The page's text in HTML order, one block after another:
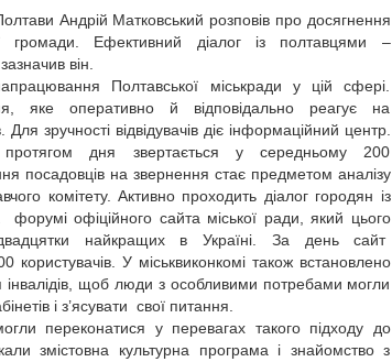
Андрій Матковський розповів про досягнення
громади. Ефективний діалог із полтавцями –
він.
Полтавської міськради у цій сфері.
яке оперативно й відповідально реагує на
зручності відвідувачів діє інформаційний центр.
протягом дня звертається у середньому 200
посадовців на звернення стає предметом аналізу
комітету. Активно проходить діалог городян із
офіційного сайта міської ради, який цього
найкращих в Україні. За день сайт
користувачів. У міськвиконкомі також встановлено
інвалідів, щоб люди з особливими потребами могли
і з’ясувати свої питання.
переконатися у перевагах такого підходу до
змістовна культурна програма і знайомство з